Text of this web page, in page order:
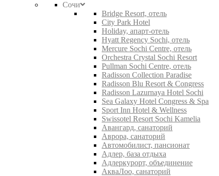
Сочи
Bridge Resort, отель
City Park Hotel
Holiday, апарт-отель
Hyatt Regency Sochi, отель
Mercure Sochi Centre, отель
Orchestra Crystal Sochi Resort
Pullman Sochi Centre, отель
Radisson Collection Paradise
Radisson Blu Resort & Congress
Radisson Lazurnaya Hotel Sochi
Sea Galaxy Hotel Congress & Spa
Sport Inn Hotel & Wellness
Swissotel Resort Sochi Kamelia
Авангард, санаторий
Аврора, санаторий
Автомобилист, пансионат
Адлер, база отдыха
Адлеркурорт, объединение
АкваЛоо, санаторий